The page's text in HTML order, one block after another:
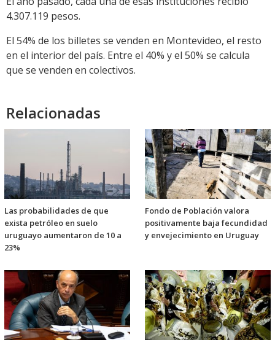
4.307.119 pesos.
El 54% de los billetes se venden en Montevideo, el resto
en el interior del país. Entre el 40% y el 50% se calcula
que se venden en colectivos.
Relacionadas
Las probabilidades de que
exista petróleo en suelo
uruguayo aumentaron de 10 a
23%
Fondo de Población valora
positivamente baja fecundidad
y envejecimiento en Uruguay